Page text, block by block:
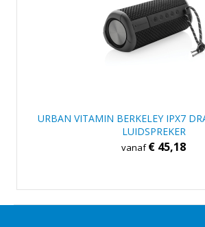
URBAN VITAMIN BERKELEY IPX7
LUIDSPREKER
vanaf€ 45,18